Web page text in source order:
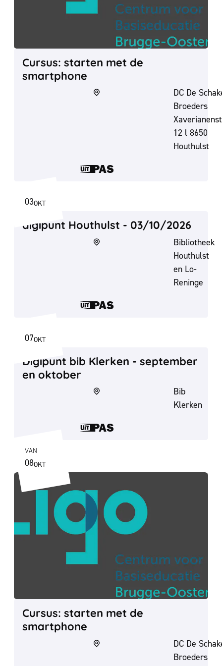
Cursus: starten met de
smartphone
DC De
Broeders
12 l 8650
Houthulst
03OKT
digipunt Houthulst - 03/10/2026
digipunt Houthulst - 03/10/2026
Bibliotheek
Houthulst
en Lo-
Reninge
07OKT
Digipunt bib Klerken - september en
Digipunt bib Klerken - september
en oktober
Bib
Klerken
VAN
08OKT
Cursus: starten met de smartphone
Cursus: starten met de
smartphone
DC De
Broeders